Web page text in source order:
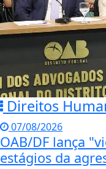
Direitos
07/08/2026
OAB/DF lança
estágios da